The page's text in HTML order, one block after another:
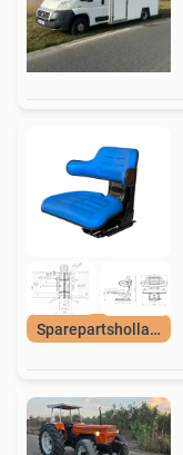
Sparepartsholland